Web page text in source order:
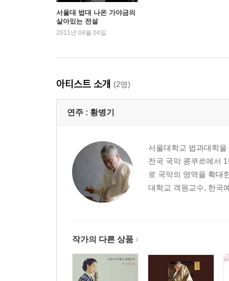
서울대 법대 나온 가야금의
살아있는 전설
2011년 04월 04일
아티스트 소개 (2명)
연주 : 황병기
서울대학교 법과대학
전국 국악 콩쿠르에서
로 국악의 영역을 확대
대학교 객원교수, 한국
작가의 다른 상품